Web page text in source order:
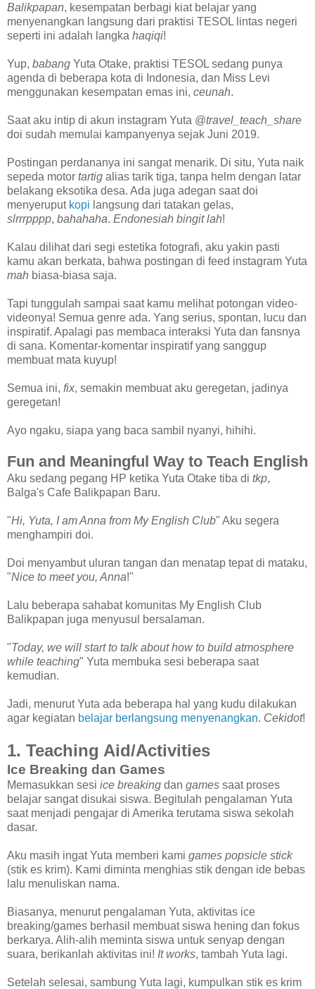
Balikpapan, kesempatan berbagi kiat belajar yang
menyenangkan langsung dari praktisi TESOL lintas negeri
seperti ini adalah langka haqiqi!
Yup, babang Yuta Otake, praktisi TESOL sedang punya
agenda di beberapa kota di Indonesia, dan Miss Levi
menggunakan kesempatan emas ini, ceunah.
Saat aku intip di akun instagram Yuta @travel_teach_share
doi sudah memulai kampanyenya sejak Juni 2019.
Postingan perdananya ini sangat menarik. Di situ, Yuta naik
sepeda motor tartig alias tarik tiga, tanpa helm dengan latar
belakang eksotika desa. Ada juga adegan saat doi
menyeruput kopi langsung dari tatakan gelas,
slrrrpppp, bahahaha. Endonesiah bingit lah!
Kalau dilihat dari segi estetika fotografi, aku yakin pasti
kamu akan berkata, bahwa postingan di feed instagram Yuta
mah biasa-biasa saja.
Tapi tunggulah sampai saat kamu melihat potongan video-
videonya! Semua genre ada. Yang serius, spontan, lucu dan
inspiratif. Apalagi pas membaca interaksi Yuta dan fansnya
di sana. Komentar-komentar inspiratif yang sanggup
membuat mata kuyup!
Semua ini, fix, semakin membuat aku geregetan, jadinya
geregetan!
Ayo ngaku, siapa yang baca sambil nyanyi, hihihi.
Fun and Meaningful Way to Teach English
Aku sedang pegang HP ketika Yuta Otake tiba di tkp,
Balga's Cafe Balikpapan Baru.
"Hi, Yuta, I am Anna from My English Club" Aku segera
menghampiri doi.
Doi menyambut uluran tangan dan menatap tepat di mataku,
"Nice to meet you, Anna!"
Lalu beberapa sahabat komunitas My English Club
Balikpapan juga menyusul bersalaman.
"Today, we will start to talk about how to build atmosphere
while teaching" Yuta membuka sesi beberapa saat
kemudian.
Jadi, menurut Yuta ada beberapa hal yang kudu dilakukan
agar kegiatan belajar berlangsung menyenangkan. Cekidot!
1. Teaching Aid/Activities
Ice Breaking dan Games
Memasukkan sesi ice breaking dan games saat proses
belajar sangat disukai siswa. Begitulah pengalaman Yuta
saat menjadi pengajar di Amerika terutama siswa sekolah
dasar.
Aku masih ingat Yuta memberi kami games popsicle stick
(stik es krim). Kami diminta menghias stik dengan ide bebas
lalu menuliskan nama.
Biasanya, menurut pengalaman Yuta, aktivitas ice
breaking/games berhasil membuat siswa hening dan fokus
berkarya. Alih-alih meminta siswa untuk senyap dengan
suara, berikanlah aktivitas ini! It works, tambah Yuta lagi.
Setelah selesai, sambung Yuta lagi, kumpulkan stik es krim